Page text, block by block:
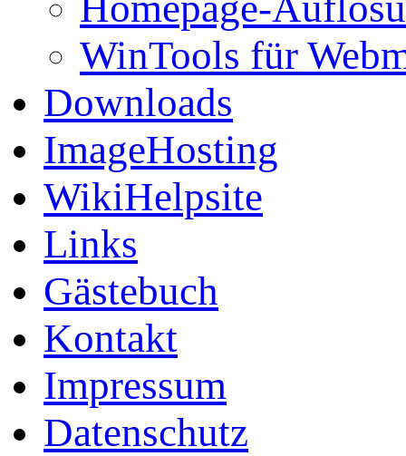
WinTools für
Downloads
ImageHosting
WikiHelpsite
Links
Gästebuch
Kontakt
Impressum
Datenschutz